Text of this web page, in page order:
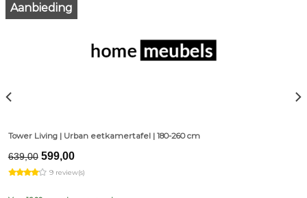
Aanbieding
Tower Living | Urban eetkamertafel | 180-260 cm
639,00 Original
price
was:
599,00Current
is:
9 review(s)